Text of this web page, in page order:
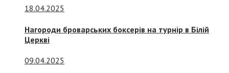
18.04.2025
Нагороди броварських боксерів на турнір в Білій
Церкві
09.04.2025